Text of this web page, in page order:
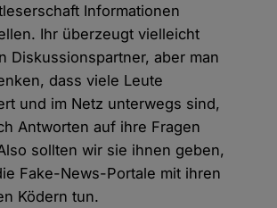
Informationen
Ihr überzeugt vielleicht
Diskussionspartner, aber man
dass viele Leute
und im Netz unterwegs sind,
Antworten auf ihre Fragen
sollten wir sie ihnen geben,
Fake-News-Portale mit ihren
Ködern tun.